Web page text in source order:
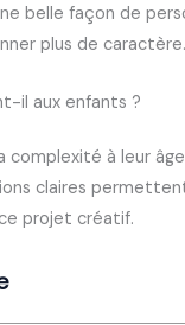
belle façon de
plus de caractère.
il aux enfants ?
complexité à leur
claires
projet créatif.